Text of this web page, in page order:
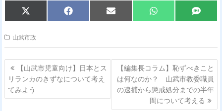
Share
on
X
(
w
t
t
e
r
)
Share
on
F
a
o
o
k
Share
on
E
m
Share
on
W
h
A
p
p
Share
on
S
M
山武市政
投
稿
ナ
ビ
【山武市児童向け】日本とス
リランカのきずなについて考え
てみよう
【編集長コラム】恥ずべきこと
は何なのか？ 山武市教委職員
の逮捕から懲戒処分までの半年
間について考える